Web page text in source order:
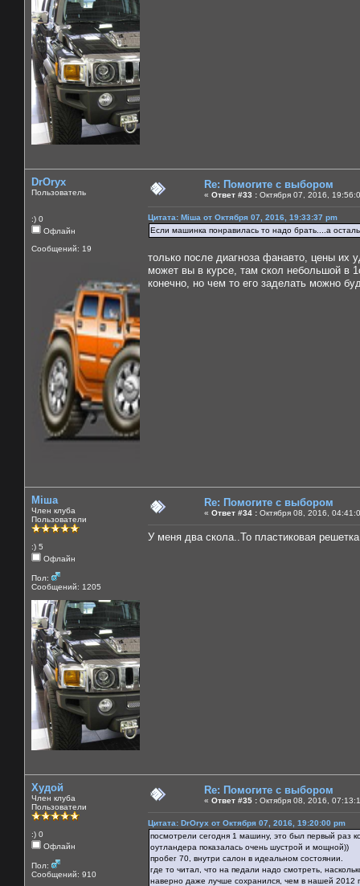
DrOryx
Пользователь
:) 0
Офлайн
Сообщений: 19
Re: Помогите с выбором
« Ответ #33 : Октября 07, 2016,
Цитата: Міша от Октября 07, 2016, 19:33:37 pm
Если машинка понравилась то надо брать....а
только после диагноза фанавто, цены их
может вы в курсе, там скол небольшой в
конечно, но чем то его заделать можно
Міша
Член клуба
Пользователи
:) 5
Офлайн
Пол:
Сообщений: 1205
Re: Помогите с выбором
« Ответ #34 : Октября 08, 2016,
У меня два скола..То пластиковая
Худой
Член клуба
Пользователи
:) 0
Офлайн
Пол:
Сообщений: 910
Re: Помогите с выбором
« Ответ #35 : Октября 08, 2016,
Цитата: DrOryx от Октября 07, 2016, 19:20:00 pm
посмотрели сегодня 1 машину, это был первый раз
оутландера показалась очень шустрой и мощной))
пробег 70, внутри салон в идеальном состоянии.
где то читал, что на педали надо смотреть,
наверно даже лучше сохранился, чем в нашей 2012